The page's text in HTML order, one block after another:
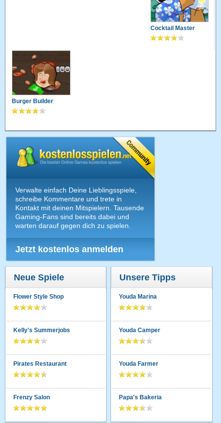
Cocktail Master
Burger Builder
Verwalte einfach Deine Lieblingsspiele,
schreibe Kommentare und trete in
Kontakt mit deinen Mitspielern. Tausende
Gaming-Fans sind bereits dabei und
warten darauf gegen dich zu spielen.
Jetzt kostenlos anmelden
Neue Spiele
Flower Style Shop
Kelly's Summerjobs
Pirates Restaurant
Frenzy Salon
Unsere Tipps
Youda Marina
Youda Camper
Youda Farmer
Papa's Bakeria